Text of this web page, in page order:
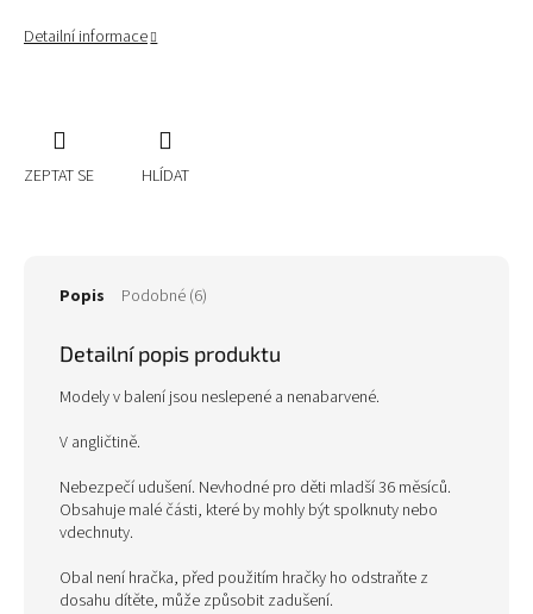
Detailní informace
ZEPTAT SE HLÍDAT
Popis Podobné (6)
Detailní popis produktu
Modely v balení jsou neslepené a nenabarvené.
V angličtině.
Nebezpečí udušení. Nevhodné pro děti mladší 36 měsíců.
Obsahuje malé části, které by mohly být spolknuty nebo
vdechnuty.
Obal není hračka, před použitím hračky ho odstraňte z
dosahu dítěte, může způsobit zadušení.